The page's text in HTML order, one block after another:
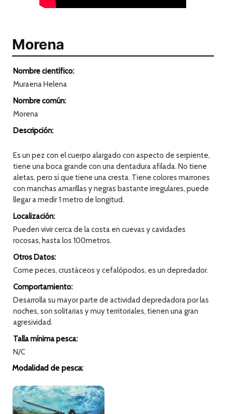
Morena
Nombre científico:
Muraena Helena
Nombre común:
Morena
Descripción:
Es un pez con el cuerpo alargado con aspecto de serpiente,
tiene una boca grande con una dentadura afilada. No tiene
aletas, pero sí que tiene una cresta. Tiene colores marrones
con manchas amarillas y negras bastante irregulares, puede
llegar a medir 1 metro de longitud.
Localización:
Pueden vivir cerca de la costa en cuevas y cavidades
rocosas, hasta los 100metros.
Otros Datos:
Come peces, crustáceos y cefalópodos, es un depredador.
Comportamiento:
Desarrolla su mayor parte de actividad depredadora por las
noches, son solitarias y muy territoriales, tienen una gran
agresividad.
Talla mínima pesca:
N/C
Modalidad de pesca: